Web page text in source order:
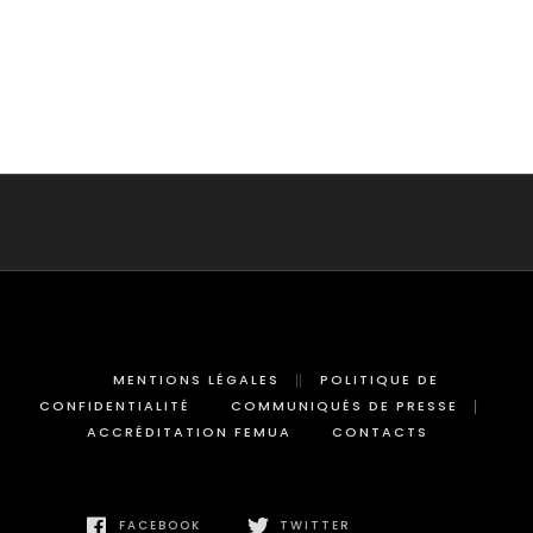
MENTIONS LÉGALES
POLITIQUE DE
CONFIDENTIALITÉ
COMMUNIQUÉS DE PRESSE
ACCRÉDITATION FEMUA
CONTACTS
FACEBOOK TWITTER